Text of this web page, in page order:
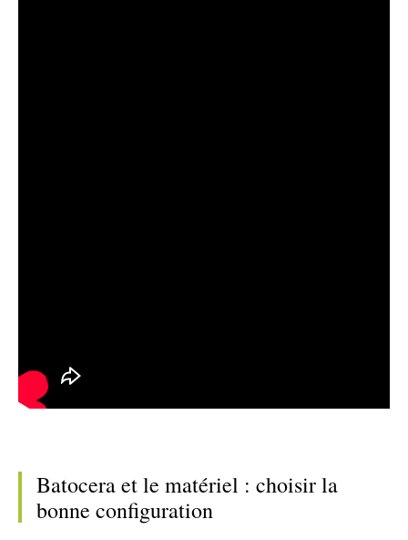
Batocera et le matériel : choisir la
bonne configuration